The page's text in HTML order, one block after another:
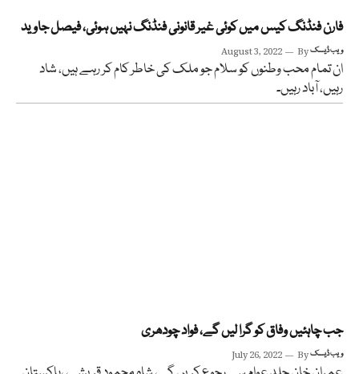
فارن فنڈنگ کیس میں کوئی غیر قانونی فنڈنگ نہیں ہوئی، فیصل جاوید
August 3, 2022 Byویب ڈیسک
ان تمام محب وطنوں کو سلام جو ملک کی خاطر کام کر رہے ہیں، شاد
رہیں، آباد رہیں۔
جب چاہئیں وفاق کو گرا لیں گے، فواد چودھری
July 26, 2022 Byویب ڈیسک